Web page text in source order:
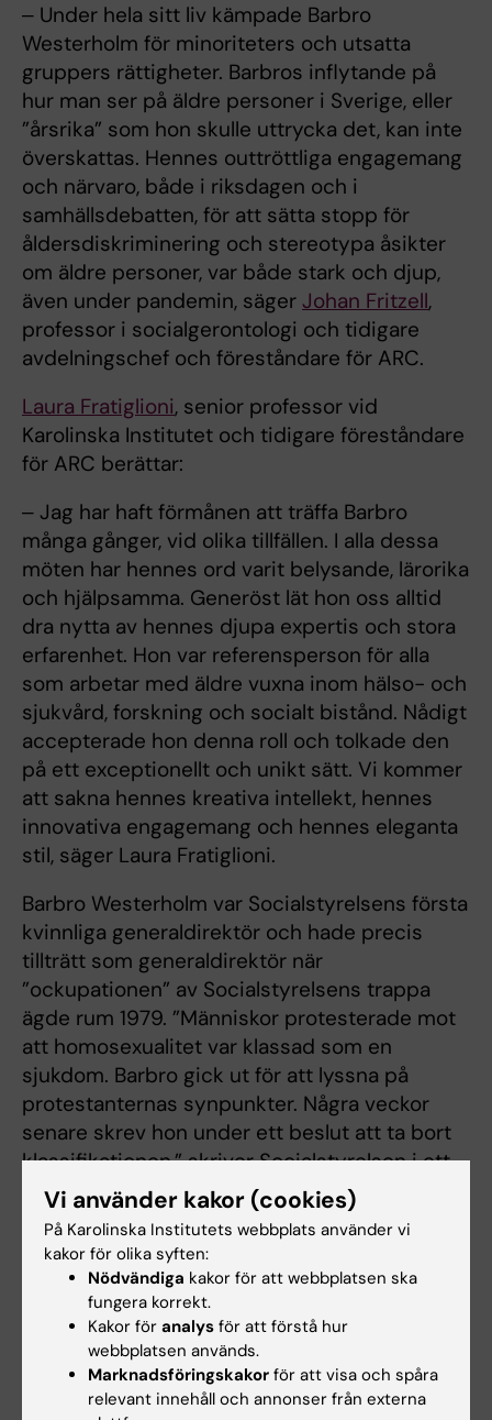
‒ Under hela sitt liv kämpade Barbro
Westerholm för minoriteters och utsatta
gruppers rättigheter. Barbros inflytande på
hur man ser på äldre personer i Sverige, eller
”årsrika” som hon skulle uttrycka det, kan inte
överskattas. Hennes outtröttliga engagemang
och närvaro, både i riksdagen och i
samhällsdebatten, för att sätta stopp för
åldersdiskriminering och stereotypa åsikter
om äldre personer, var både stark och djup,
även under pandemin, säger Johan Fritzell,
professor i socialgerontologi och tidigare
avdelningschef och föreståndare för ARC.
Laura Fratiglioni, senior professor vid
Karolinska Institutet och tidigare föreståndare
för ARC berättar:
‒ Jag har haft förmånen att träffa Barbro
många gånger, vid olika tillfällen. I alla dessa
möten har hennes ord varit belysande, lärorika
och hjälpsamma. Generöst lät hon oss alltid
dra nytta av hennes djupa expertis och stora
erfarenhet. Hon var referensperson för alla
som arbetar med äldre vuxna inom hälso- och
sjukvård, forskning och socialt bistånd. Nådigt
accepterade hon denna roll och tolkade den
på ett exceptionellt och unikt sätt. Vi kommer
att sakna hennes kreativa intellekt, hennes
innovativa engagemang och hennes eleganta
stil, säger Laura Fratiglioni.
Barbro Westerholm var Socialstyrelsens första
kvinnliga generaldirektör och hade precis
tillträtt som generaldirektör när
”ockupationen” av Socialstyrelsens trappa
ägde rum 1979. ”Människor protesterade mot
att homosexualitet var klassad som en
sjukdom. Barbro gick ut för att lyssna på
protestanternas synpunkter. Några veckor
senare skrev hon under ett beslut att ta bort
klassifikationen,” skriver Socialstyrelsen i ett
inlägg på Linkedin.
Barbro Westerholm blev 89 år.
Uppdaterad av:
Vi använder kakor (cookies)
På Karolinska Institutets webbplats använder vi
kakor för olika syften:
Nödvändiga kakor för att webbplatsen ska
fungera korrekt.
Kakor för analys för att förstå hur
webbplatsen används.
Marknadsföringskakor för att visa och spåra
relevant innehåll och annonser från externa